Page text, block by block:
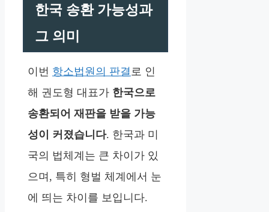
한국 송환 가능성과
그 의미
이번 항소법원의 판결 로 인
해 권도형 대표가 한국으로
송환되어 재판을 받을 가능
성이 커졌습니다. 한국과 미
국의 법체계는 큰 차이가 있
으며, 특히 형벌 체계에서 눈
에 띄는 차이를 보입니다.